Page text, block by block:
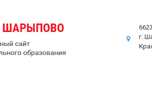
г.